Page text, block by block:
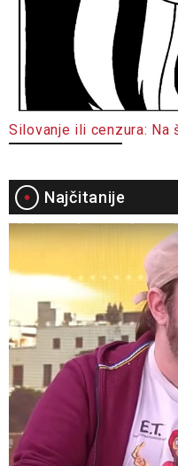
Silovanje ili cenzura: Na
Najčitanije